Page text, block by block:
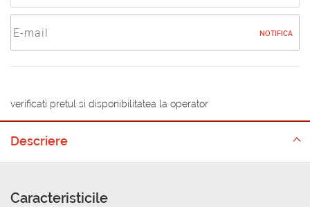
NOTIFICA
verificati pretul si disponibilitatea la operator
Descriere
Caracteristicile